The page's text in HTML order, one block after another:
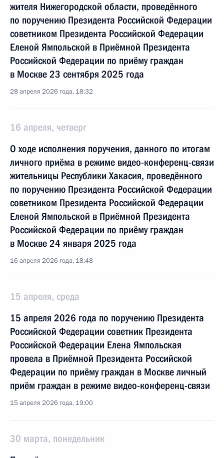
жителя Нижегородской области, проведённого
по поручению Президента Российской Федерации
советником Президента Российской Федерации
Еленой Ямпольской в Приёмной Президента
Российской Федерации по приёму граждан
в Москве 23 сентября 2025 года
28 апреля 2026 года, 18:32
16 апреля, четверг
О ходе исполнения поручения, данного по итогам
личного приёма в режиме видео-конференц-связи
жительницы Республики Хакасия, проведённого
по поручению Президента Российской Федерации
советником Президента Российской Федерации
Еленой Ямпольской в Приёмной Президента
Российской Федерации по приёму граждан
в Москве 24 января 2025 года
16 апреля 2026 года, 18:48
15 апреля, среда
15 апреля 2026 года по поручению Президента
Российской Федерации советник Президента
Российской Федерации Елена Ямпольская
провела в Приёмной Президента Российской
Федерации по приёму граждан в Москве личный
приём граждан в режиме видео-конференц-связи
15 апреля 2026 года, 19:00
30 марта, понедельник